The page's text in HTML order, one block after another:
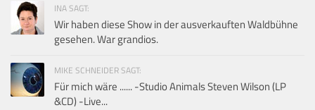
INA SAGT:
Wir haben diese Show in der ausverkauften Waldbühne
gesehen. War grandios.
MIKE SCHNEIDER SAGT:
Für mich wäre ...... -Studio Animals Steven Wilson (LP
&CD) -Live...